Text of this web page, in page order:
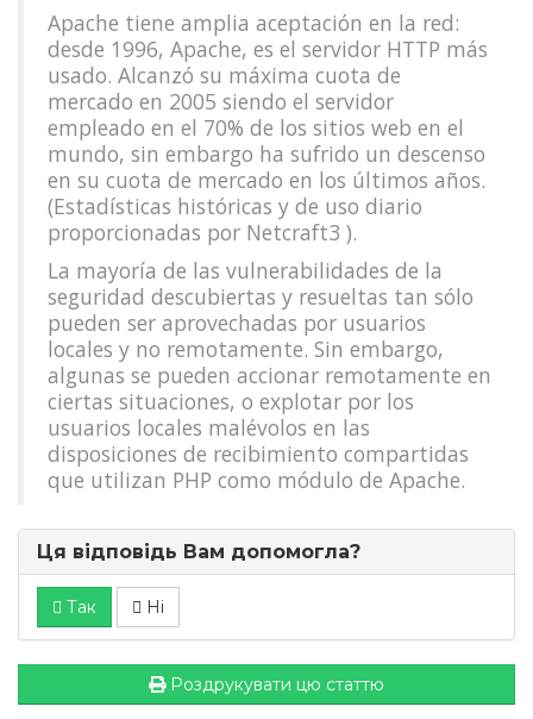
Apache tiene amplia aceptación en la red:
desde 1996, Apache, es el servidor HTTP más
usado. Alcanzó su máxima cuota de
mercado en 2005 siendo el servidor
empleado en el 70% de los sitios web en el
mundo, sin embargo ha sufrido un descenso
en su cuota de mercado en los últimos años.
(Estadísticas históricas y de uso diario
proporcionadas por Netcraft3 ).
La mayoría de las vulnerabilidades de la
seguridad descubiertas y resueltas tan sólo
pueden ser aprovechadas por usuarios
locales y no remotamente. Sin embargo,
algunas se pueden accionar remotamente en
ciertas situaciones, o explotar por los
usuarios locales malévolos en las
disposiciones de recibimiento compartidas
que utilizan PHP como módulo de Apache.
Ця відповідь Вам допомогла?
Так Ні
Роздрукувати цю статтю